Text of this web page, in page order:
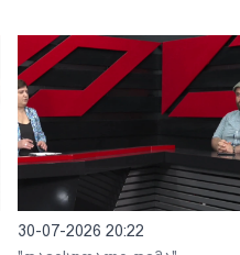
30-07-2026 20:22